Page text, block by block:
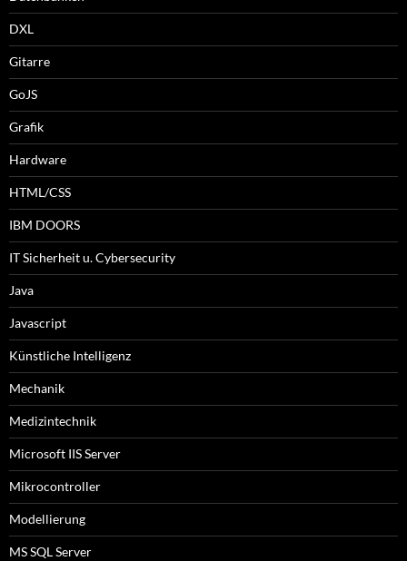
DXL
Gitarre
GoJS
Grafik
Hardware
HTML/CSS
IBM DOORS
IT Sicherheit u. Cybersecurity
Java
Javascript
Künstliche Intelligenz
Mechanik
Medizintechnik
Microsoft IIS Server
Mikrocontroller
Modellierung
MS SQL Server